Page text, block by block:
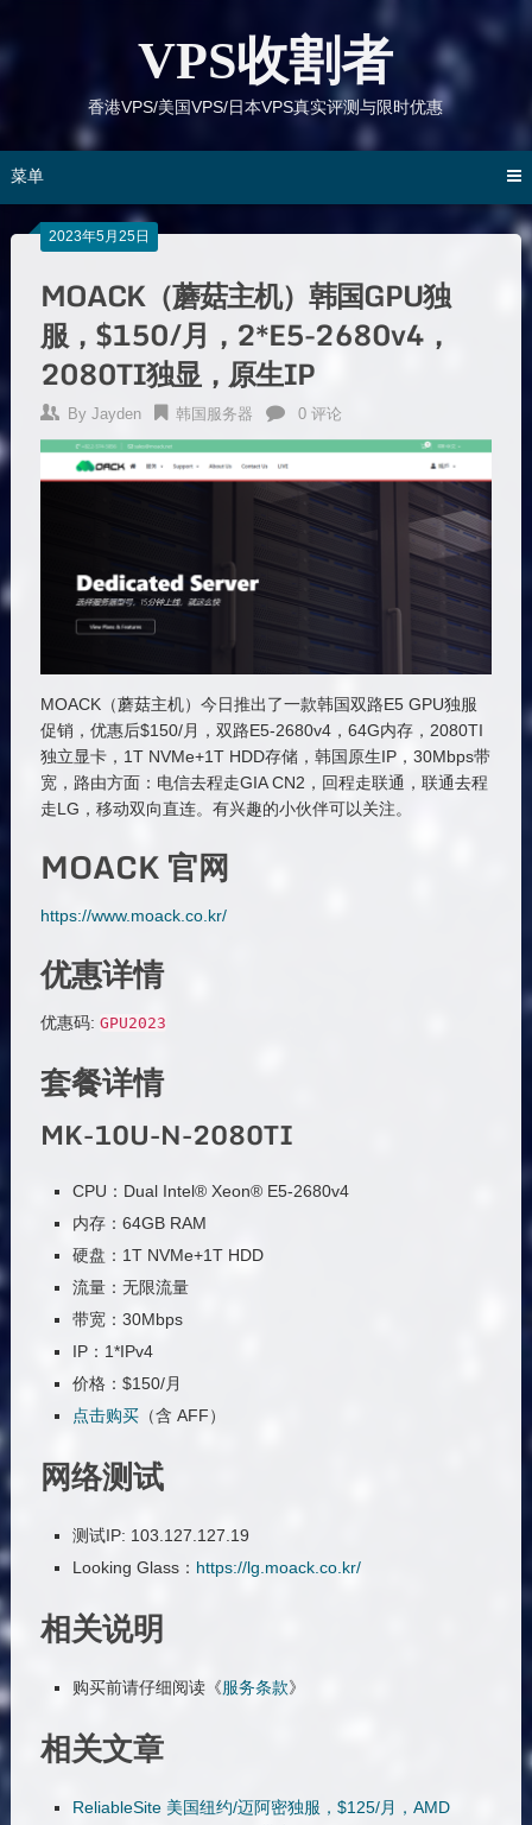
VPS收割者
香港VPS/美国VPS/日本VPS真实评测与限时优惠
菜单
2023年5月25日
MOACK（蘑菇主机）韩国GPU独
服，$150/月，2*E5-2680v4，
2080TI独显，原生IP
By Jayden 韩国服务器 0 评论
MOACK（蘑菇主机）今日推出了一款韩国双路E5 GPU独服
促销，优惠后$150/月，双路E5-2680v4，64G内存，2080TI
独立显卡，1T NVMe+1T HDD存储，韩国原生IP，30Mbps带
宽，路由方面：电信去程走GIA CN2，回程走联通，联通去程
走LG，移动双向直连。有兴趣的小伙伴可以关注。
MOACK 官网
https://www.moack.co.kr/
优惠详情
优惠码: GPU2023
套餐详情
MK-10U-N-2080TI
CPU：Dual Intel® Xeon® E5-2680v4
内存：64GB RAM
硬盘：1T NVMe+1T HDD
流量：无限流量
带宽：30Mbps
IP：1*IPv4
价格：$150/月
点击购买（含 AFF）
网络测试
测试IP: 103.127.127.19
Looking Glass： https://lg.moack.co.kr/
相关说明
购买前请仔细阅读《服务条款》
相关文章
ReliableSite 美国纽约/迈阿密独服，$125/月，AMD